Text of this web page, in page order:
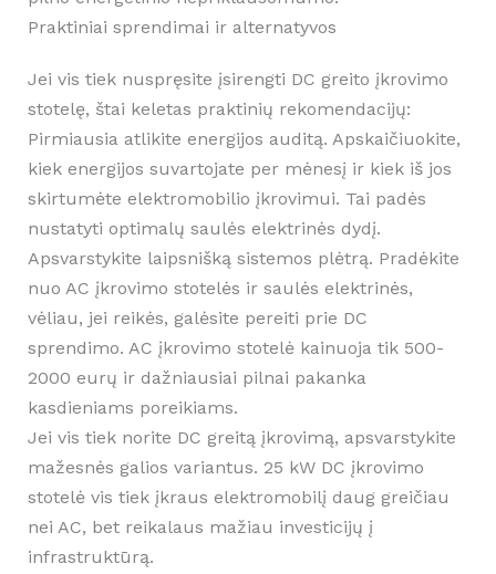
Praktiniai sprendimai ir alternatyvos
Jei vis tiek nuspręsite įsirengti DC greito įkrovimo
stotelę, štai keletas praktinių rekomendacijų:
Pirmiausia atlikite energijos auditą. Apskaičiuokite,
kiek energijos suvartojate per mėnesį ir kiek iš jos
skirtumėte elektromobilio įkrovimui. Tai padės
nustatyti optimalų saulės elektrinės dydį.
Apsvarstykite laipsnišką sistemos plėtrą. Pradėkite
nuo AC įkrovimo stotelės ir saulės elektrinės,
vėliau, jei reikės, galėsite pereiti prie DC
sprendimo. AC įkrovimo stotelė kainuoja tik 500-
2000 eurų ir dažniausiai pilnai pakanka
kasdieniams poreikiams.
Jei vis tiek norite DC greitą įkrovimą, apsvarstykite
mažesnės galios variantus. 25 kW DC įkrovimo
stotelė vis tiek įkraus elektromobilį daug greičiau
nei AC, bet reikalaus mažiau investicijų į
infrastruktūrą.